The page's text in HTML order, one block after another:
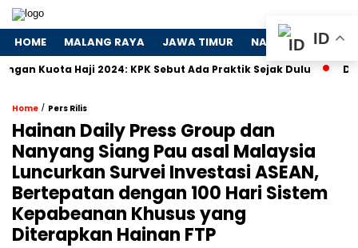
HOME MALANG RAYA JAWA TIMUR NASIONAL
Haji 2024: KPK Sebut Ada Praktik Sejak Dulu Dosa-
Home / Pers Rilis
Hainan Daily Press Group dan
Nanyang Siang Pau asal Malaysia
Luncurkan Survei Investasi ASEAN,
Bertepatan dengan 100 Hari Sistem
Kepabeanan Khusus yang
Diterapkan Hainan FTP
ID